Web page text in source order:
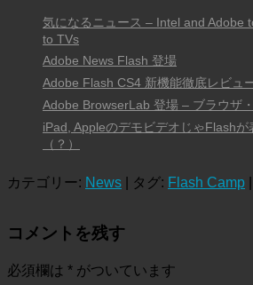
気になるニュース – Intel and Adobe
to TVs
Adobe News Flash 登場
Adobe Flash CS4 新機能徹底レビュ
Adobe BrowserLab 登場 – ブラウザ
iPad, AppleのデモビデオじゃFlash
（？）
カテゴリー: News | タグ: Flash Camp
コメントを残す
必須欄は * がついています